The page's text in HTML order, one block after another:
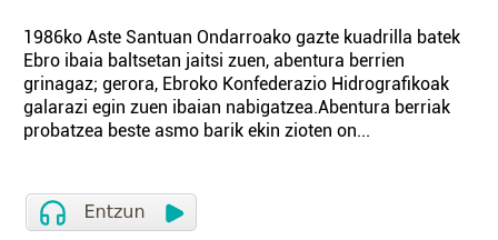
1986ko Aste Santuan Ondarroako gazte kuadrilla batek
Ebro ibaia baltsetan jaitsi zuen, abentura berrien
grinagaz; gerora, Ebroko Konfederazio Hidrografikoak
galarazi egin zuen ibaian nabigatzea.Abentura berriak
probatzea beste asmo barik ekin zioten on...